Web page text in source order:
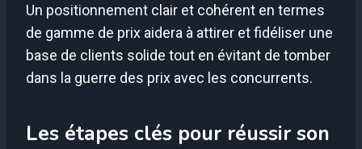
Un positionnement clair et cohérent en termes
de gamme de prix aidera à attirer et fidéliser une
base de clients solide tout en évitant de tomber
dans la guerre des prix avec les concurrents.
Les étapes clés pour réussir son